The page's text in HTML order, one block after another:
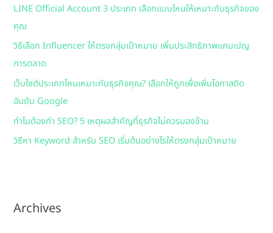
f
o
r
:
LINE Official Account 3 ประเภท เลือกแบบไหนให้เหมาะกับธุรกิจของ
คุณ
วิธีเลือก Influencer ให้ตรงกลุ่มเป้าหมาย เพิ่มประสิทธิภาพแคมเปญ
การตลาด
เว็บไซต์ประเภทไหนเหมาะกับธุรกิจคุณ? เลือกให้ถูกเพื่อเพิ่มโอกาสติด
อันดับ Google
ทำไมต้องทำ SEO? 5 เหตุผลสำคัญที่ธุรกิจไม่ควรมองข้าม
วิธีหา Keyword สำหรับ SEO เริ่มต้นอย่างไรให้ตรงกลุ่มเป้าหมาย
Archives